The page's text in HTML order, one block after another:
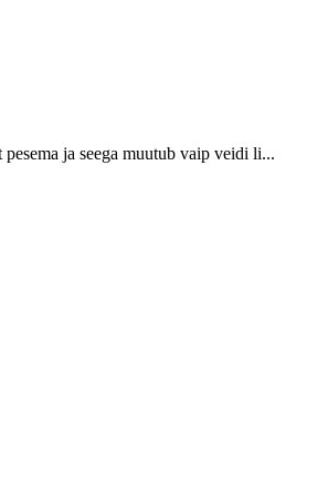
ja seega muutub vaip veidi li...